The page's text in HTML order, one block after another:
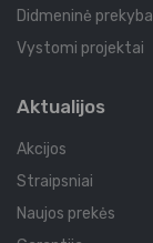
Didmeninė prekyba
Vystomi projektai
Aktualijos
Akcijos
Straipsniai
Naujos prekės